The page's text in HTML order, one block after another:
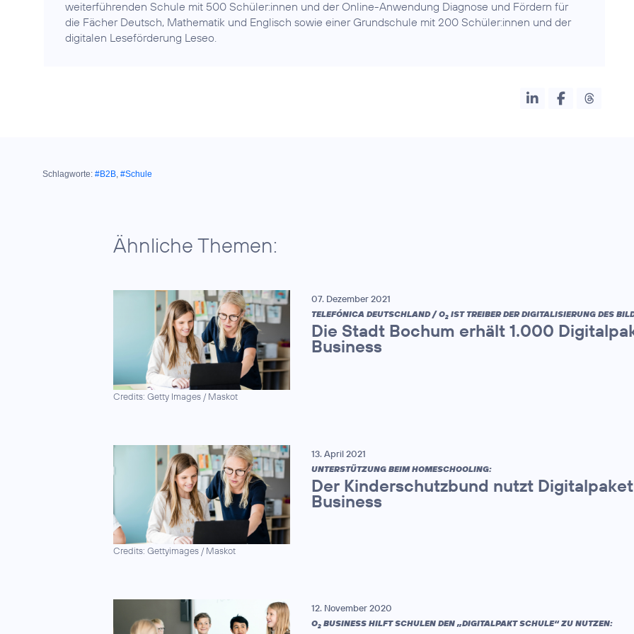
weiterführenden Schule mit 500 Schüler:innen und der Online-Anwendung Diagnose und Fördern für
die Fächer Deutsch, Mathematik und Englisch sowie einer Grundschule mit 200 Schüler:innen und der
Schlagworte: #B2B, #Schule
Ähnliche Themen:
Credits: Getty Images / Maskot
07. Dezember 2021
TELEFÓNICA DEUTSCHLAND / O2 IST TREIBER DER DIGITALISIERUNG DES
Die Stadt Bochum erhält 1.000
Business
Credits: Gettyimages / Maskot
13. April 2021
UNTERSTÜTZUNG BEIM HOMESCHOOLING:
Der Kinderschutzbund nutzt
Business
12. November 2020
O2 BUSINESS HILFT SCHULEN DEN „DIGITALPAKT SCHULE“ ZU NUTZEN: